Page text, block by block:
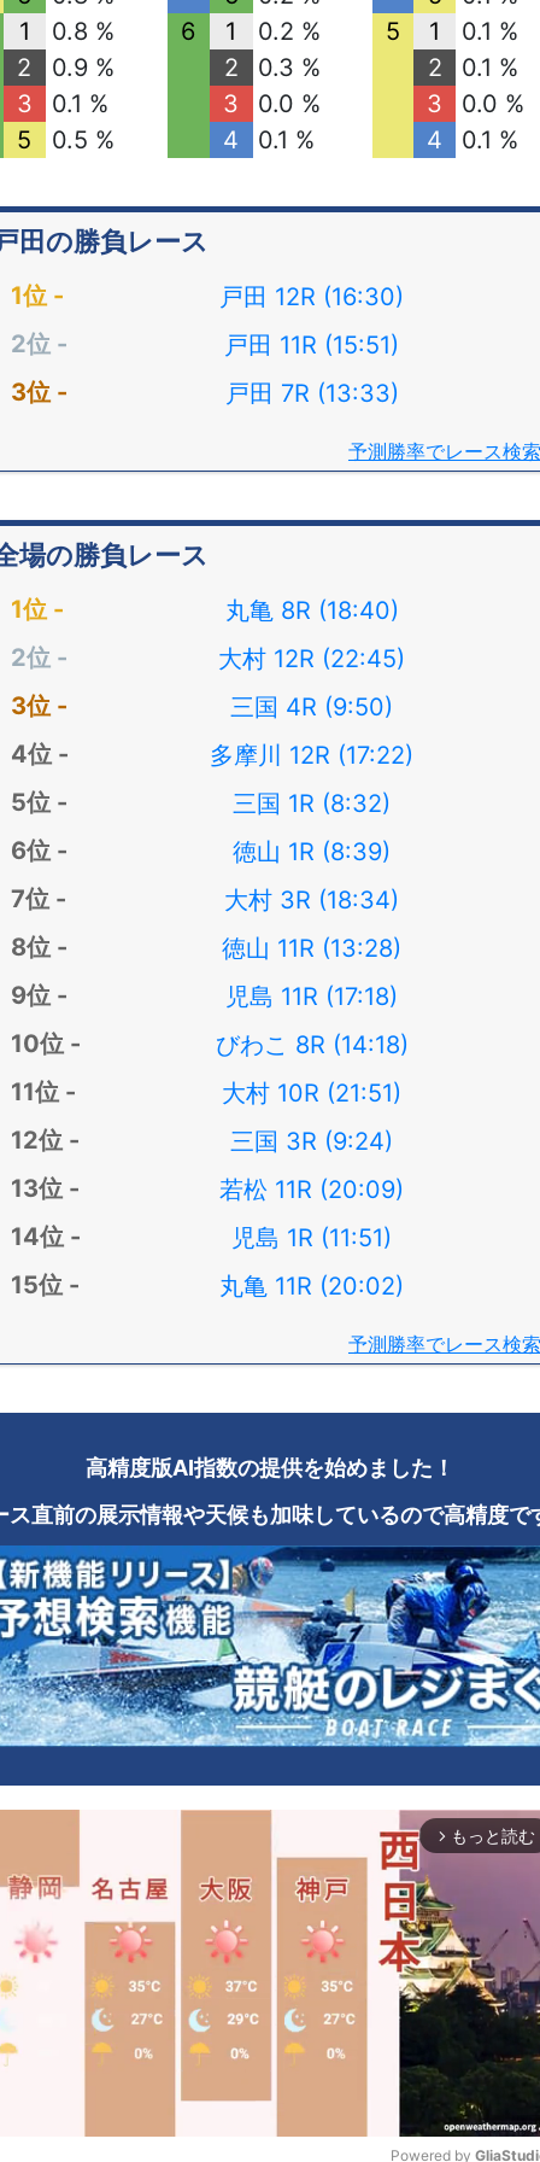
1
0.8 %
2
0.9 %
3
0.1 %
5
0.5 %
6
1
0.2 %
2
0.3 %
3
0.0 %
4
0.1 %
5
1
0.1 %
2
0.1 %
3
0.0 %
4
0.1 %
田の勝負レース
戸田 12R (16:30)
戸田 11R (15:51)
戸田 7R (13:33)
予測勝率でレース検索
場の勝負レース
丸亀 8R (18:40)
大村 12R (22:45)
三国 4R (9:50)
多摩川 12R (17:22)
三国 1R (8:32)
徳山 1R (8:39)
大村 3R (18:34)
徳山 11R (13:28)
児島 11R (17:18)
びわこ 8R (14:18)
大村 10R (21:51)
三国 3R (9:24)
若松 11R (20:09)
児島 1R (11:51)
丸亀 11R (20:02)
予測勝率でレース検索
高精度版AI指数の提供を始めました！
ス直前の展示情報や天候も加味しているので高精度で
arrow_forward_ios もっと読む
Powered by